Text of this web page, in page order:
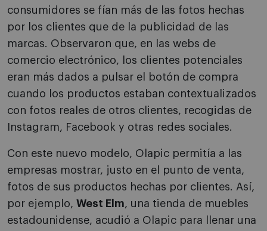
consumidores se fían más de las fotos hechas
por los clientes que de la publicidad de las
marcas. Observaron que, en las webs de
comercio electrónico, los clientes potenciales
eran más dados a pulsar el botón de compra
cuando los productos estaban contextualizados
con fotos reales de otros clientes, recogidas de
Instagram, Facebook y otras redes sociales.
Con este nuevo modelo, Olapic permitía a las
empresas mostrar, justo en el punto de venta,
fotos de sus productos hechas por clientes. Así,
por ejemplo, West Elm, una tienda de muebles
estadounidense, acudió a Olapic para llenar una